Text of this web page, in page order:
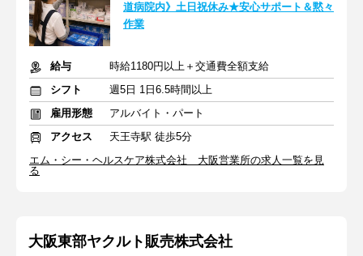
道病院内》土日祝休み★安心サポート＆黙々
作業
給与
時給1180円以上＋交通費全額支給
シフト
週5日 1日6.5時間以上
雇用形態
アルバイト・パート
アクセス
天王寺駅 徒歩5分
エム・シー・ヘルスケア株式会社 大阪営業所の求人一覧を見
る
大阪東部ヤクルト販売株式会社